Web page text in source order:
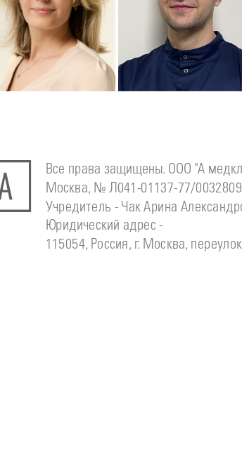
Подробнеео
Сейфетдинова
Стоматолог-ортодонт
Подробнеео
Симонов
Стоматолог детский
Все права защищены. ООО "А
Москва, № Л041-01137-77/
Учредитель - Чак Арина
Юридический адрес -
115054, Россия, г. Москва,